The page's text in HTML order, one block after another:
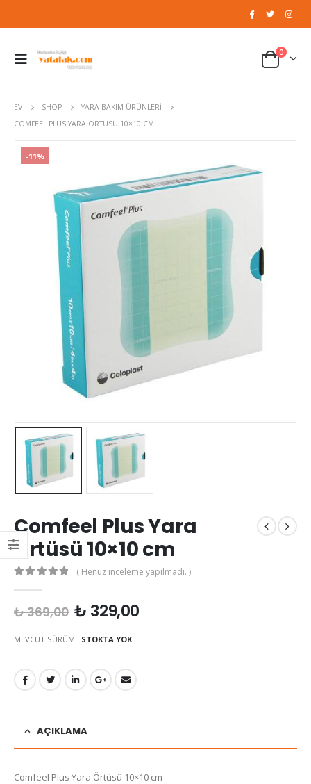
0
EV SHOP
YARA BAKIM ÜRÜNLERI
COMFEEL PLUS YARA ÖRTÜSÜ 10×10 CM
-11%
Comfeel Plus Yara
Örtüsü 10×10 cm
( Henüz inceleme yapılmadı. )
₺369,00 ₺ 329,00
MEVCUT SÜRÜM:: STOKTA YOK
AÇIKLAMA
Comfeel Plus Yara Örtüsü 10×10 cm